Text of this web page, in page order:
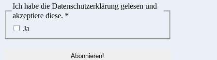
Ich habe die Datenschutzerklärung gelesen und
akzeptiere diese. *
Ja